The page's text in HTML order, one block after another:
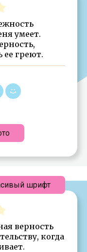
умеет.
ее греют.
верность
когда
шрифт